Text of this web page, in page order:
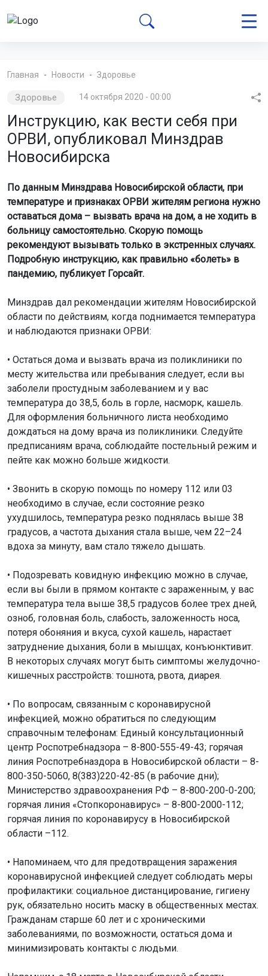
Главная Новости Здоровье
Здоровье 14 октября 2020 - 00:00
Инструкцию, как вести себя при
ОРВИ, опубликовал Минздрав
Новосибирска
По данным Минздрава Новосибирской области, при
температуре и признаках ОРВИ жителям региона нужно
оставаться дома – вызвать врача на дом, а не ходить в
больницу самостоятельно. Скорую помощь
рекомендуют вызывать только в экстренных случаях.
Подробную инструкцию, как правильно «болеть» в
пандемию, публикует Горсайт.
Минздрав дал рекомендации жителям Новосибирской
области по действиям, когда поднимается температура
и наблюдаются признаки ОРВИ:
• Остаться дома и вызвать врача из поликлиники по
месту жительства или пребывания следует, если вы
заболели простудным заболеванием и у вас
температура до 38,5, боль в горле, насморк, кашель.
Для оформления больничного листа необходимо
дождаться на дому врача из поликлиники. Следуйте
предписаниям врача, соблюдайте постельный режим и
пейте как можно больше жидкости.
• Звонить в скорую помощь по номеру 112 или 03
необходимо в случае, если состояние резко
ухудшилось, температура резко поднялась выше 38
градусов, а частота дыхания стала выше, чем 22–24
вдоха за минуту, вам стало тяжело дышать.
• Подозревать ковидную инфекцию можно в случае,
если вы были в прямом контакте с зараженным, у вас
температура тела выше 38,5 градусов более трех дней,
озноб, головная боль, слабость, заложенность носа,
потеря обоняния и вкуса, сухой кашель, нарастает
затруднение дыхания, боли в мышцах, конъюнктивит.
В некоторых случаях могут быть симптомы желудочно-
кишечных расстройств: тошнота, рвота, диарея.
• По вопросам, связанным с коронавирусной
инфекцией, можно обратиться по следующим
справочным телефонам: Единый консультационный
центр Роспотребнадзора – 8-800-555-49-43; горячая
линия Роспотребназдора в Новосибирской области – 8-
800-350-5060, 8(383)220-42-85 (в рабочие дни);
Министерство здравоохранения РФ – 8-800-200-0-200;
горячая линия «Стопкоронавирус» – 8-800-2000-112;
горячая линия по коронавирусу в Новосибирской
области –112.
• Напоминаем, что для предотвращения заражения
коронавирусной инфекцией следует соблюдать меры
профилактики: социальное дистанцирование, гигиену
рук, обязательно носить маску в общественных местах.
Гражданам старше 60 лет и с хроническими
заболеваниями, по возможности, остаться дома и
минимизировать контакты с людьми.